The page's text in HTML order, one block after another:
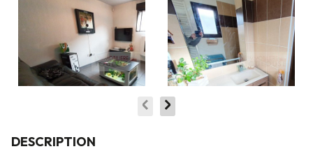
DESCRIPTION